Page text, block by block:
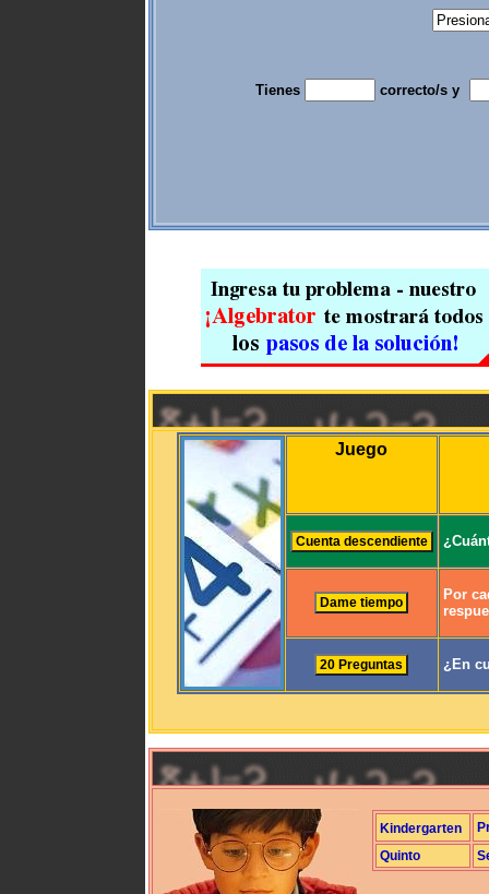
Tienes correcto/s y
Juego
Por
¿En
Kindergarten
Quinto